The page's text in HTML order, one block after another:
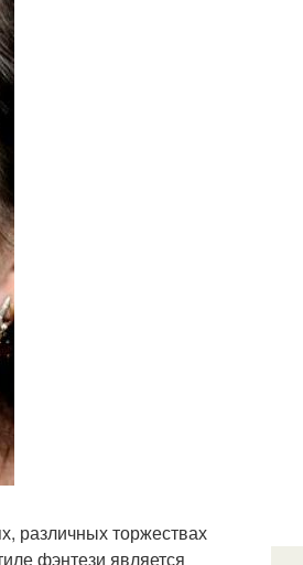
различных торжествах
фэнтези является